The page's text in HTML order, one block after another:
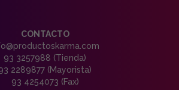
CONTACTO
93 3257988 (Tienda)
2289877 (Mayorista)
93 4254073 (Fax)